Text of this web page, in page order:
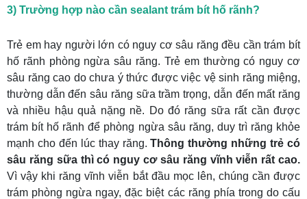
3) Trường hợp nào cần sealant trám bít hố rãnh?
Trẻ em hay người lớn có nguy cơ sâu răng đều cần trám bít
hố rãnh phòng ngừa sâu răng. Trẻ em thường có nguy cơ
sâu răng cao do chưa ý thức được việc vệ sinh răng miệng,
thường dẫn đến sâu răng sữa trầm trọng, dẫn đến mất răng
và nhiều hậu quả nặng nề. Do đó răng sữa rất cần được
trám bít hố rãnh để phòng ngừa sâu răng, duy trì răng khỏe
mạnh cho đến lúc thay răng.Thông thường những trẻ có
sâu răng sữa thì có nguy cơ sâu răng vĩnh viễn rất cao.
Vì vậy khi răng vĩnh viễn bắt đầu mọc lên, chúng cần được
trám phòng ngừa ngay, đặc biệt các răng phía trong do cấu